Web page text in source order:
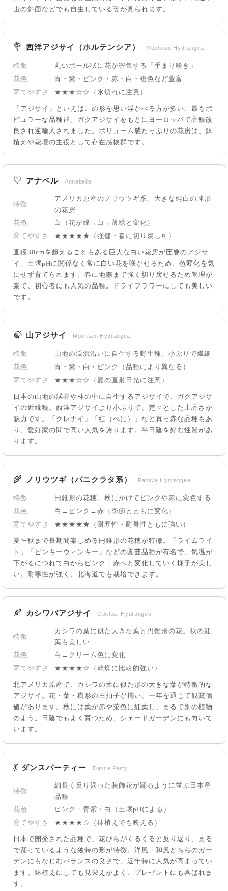
山の斜面などでも自生している姿が見られます。
💐 西洋アジサイ（ホルテンシア） Mophead Hydrangea
特徴
丸いボール状に花が密集する「手まり咲き」
花色
青・紫・ピンク・赤・白・複色など豊富
育てやすさ
★★★☆☆（水切れに注意）
「アジサイ」といえばこの形を思い浮かべる方が多い、最もポ
ピュラーな品種群。ガクアジサイをもとにヨーロッパで品種改
良され逆輸入されました。ボリューム感たっぷりの花房は、鉢
植えや花壇の主役として存在感抜群です。
🤍 アナベル Annabelle
特徴
アメリカ原産のノリウツギ系。大きな純白の球形
の花房
花色
白（花が緑→白→薄緑と変化）
育てやすさ
★★★★★（強健・春に切り戻し可）
直径30cmを超えることもある巨大な白い花房が圧巻のアジサ
イ。土壌pHに関係なく常に白い花を咲かせるため、色変化を気
にせず育てられます。春に地際まで強く切り戻せるため管理が
楽で、初心者にも人気の品種。ドライフラワーにしても美しい
です。
🍃 山アジサイ Mountain Hydrangea
特徴
山地の渓流沿いに自生する野生種。小ぶりで繊細
花色
青・紫・白・ピンク（品種により異なる）
育てやすさ
★★★☆☆（夏の直射日光に注意）
日本の山地の渓谷や林の中に自生するアジサイで、ガクアジサ
イの近縁種。西洋アジサイより小ぶりで、楚々とした上品さが
魅力です。「クレナイ」「紅（べに）」など真っ赤な品種もあ
り、愛好家の間で高い人気を誇ります。半日陰を好む性質があ
ります。
🌾 ノリウツギ（パニクラタ系） Panicle Hydrangea
特徴
円錐形の花穂。秋にかけてピンクや赤に変色する
花色
白→ピンク→赤（季節とともに変化）
育てやすさ
★★★★★（耐寒性・耐暑性ともに強い）
夏〜秋まで長期間楽しめる円錐形の花穂が特徴。「ライムライ
ト」「ピンキーウィンキー」などの園芸品種が有名で、気温が
下がるにつれて白からピンク・赤へと変化していく様子が美し
い。耐寒性が強く、北海道でも栽培できます。
🍂 カシワバアジサイ Oakleaf Hydrangea
特徴
カシワの葉に似た大きな葉と円錐形の花。秋の紅
葉も美しい
花色
白→クリーム色に変化
育てやすさ
★★★★☆（乾燥に比較的強い）
北アメリカ原産で、カシワの葉に似た形の大きな葉が特徴的な
アジサイ。花・葉・樹形の三拍子が揃い、一年を通じて観賞価
値があります。秋には葉が赤や茶色に紅葉し、まるで別の植物
のよう。日陰でもよく育つため、シェードガーデンにも向いて
います。
💃 ダンスパーティー Dance Party
特徴
細長く反り返った装飾花が踊るように並ぶ日本産
品種
花色
ピンク・青紫・白（土壌pHによる）
育てやすさ
★★★★☆（鉢植えでも映える）
日本で開発された品種で、花びらがくるくると反り返り、まる
で踊っているような独特の形が特徴。洋風・和風どちらのガー
デンにもなじむバランスの良さで、近年特に人気が高まってい
ます。鉢植えにしても見栄えがよく、プレゼントにも喜ばれま
す。